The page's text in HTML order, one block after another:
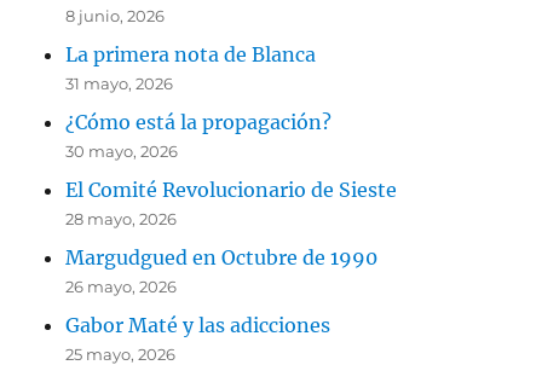
8 junio, 2026
La primera nota de Blanca
31 mayo, 2026
¿Cómo está la propagación?
30 mayo, 2026
El Comité Revolucionario de Sieste
28 mayo, 2026
Margudgued en Octubre de 1990
26 mayo, 2026
Gabor Maté y las adicciones
25 mayo, 2026